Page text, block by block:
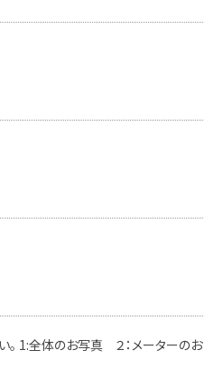
1:全体のお写真 ２：メーターのお